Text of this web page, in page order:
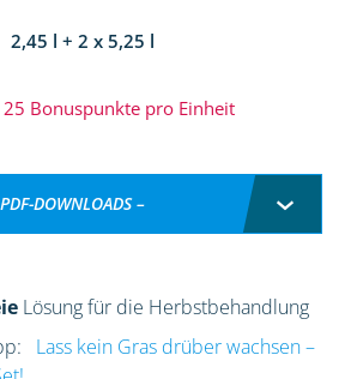
2,45 l + 2 x 5,25 l
25 Bonuspunkte pro Einheit
DOWNLOADS –
Lösung für die Herbstbehandlung
Lass kein Gras drüber wachsen –